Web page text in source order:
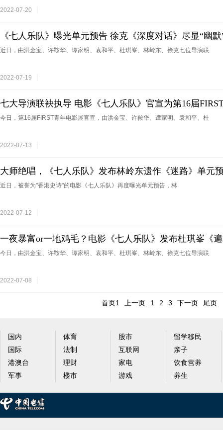
2022-07-20
《七人乐队》曝光单元预告 徐克《深度对话》尽显“幽
近日，由洪金宝、许鞍华、谭家明、袁和平、杜琪峯、林岭东、徐克七位导演联
2022-07-19
七大导演联袂执导 电影《七人乐队》官宣为第16届
今日，第16届FIRST青年电影展官宣，由洪金宝、许鞍华、谭家明、袁和平、杜
2022-07-13
大师绝唱，《七人乐队》发布林岭东遗作《迷路》单元
近日，被誉为"香港史诗"的电影《七人乐队》再度曝光单元预告，林
2022-07-12
一夜暴富or一地鸡毛？电影《七人乐队》发布杜琪峯《
今日，由洪金宝、许鞍华、谭家明、袁和平、杜琪峯、林岭东、徐克七位导演联
2022-07-08
首页1 上一页 1 2 3 下一页 尾页
国内
国际
港澳台
军事
体育
法制
理财
楼市
股市
互联网
家电
游戏
留学移民
亲子
饮食营养
养生